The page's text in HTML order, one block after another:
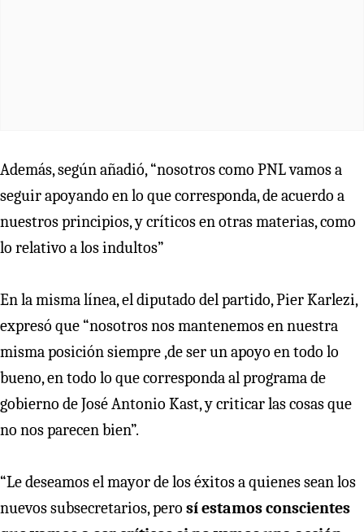
Además, según añadió, “nosotros como PNL vamos a
seguir apoyando en lo que corresponda, de acuerdo a
nuestros principios, y críticos en otras materias, como
lo relativo a los indultos”
En la misma línea, el diputado del partido, Pier Karlezi,
expresó que “nosotros nos mantenemos en nuestra
misma posición siempre ,de ser un apoyo en todo lo
bueno, en todo lo que corresponda al programa de
gobierno de José Antonio Kast, y criticar las cosas que
no nos parecen bien”.
“Le deseamos el mayor de los éxitos a quienes sean los
nuevos subsecretarios, pero sí estamos conscientes